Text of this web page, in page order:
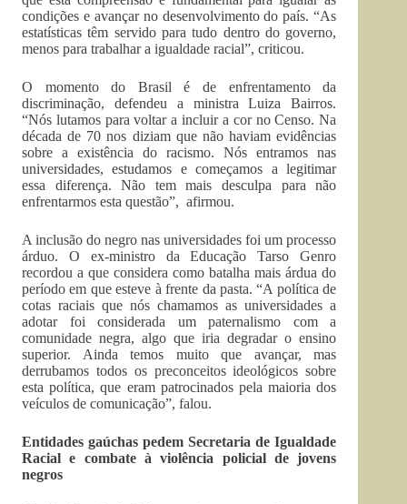
condições e avançar no desenvolvimento do país. “As
estatísticas têm servido para tudo dentro do governo,
menos para trabalhar a igualdade racial”, criticou.
O momento do Brasil é de enfrentamento da
discriminação, defendeu a ministra Luiza Bairros.
“Nós lutamos para voltar a incluir a cor no Censo. Na
década de 70 nos diziam que não haviam evidências
sobre a existência do racismo. Nós entramos nas
universidades, estudamos e começamos a legitimar
essa diferença. Não tem mais desculpa para não
enfrentarmos esta questão”, afirmou.
A inclusão do negro nas universidades foi um processo
árduo. O ex-ministro da Educação Tarso Genro
recordou a que considera como batalha mais árdua do
período em que esteve à frente da pasta. “A política de
cotas raciais que nós chamamos as universidades a
adotar foi considerada um paternalismo com a
comunidade negra, algo que iria degradar o ensino
superior. Ainda temos muito que avançar, mas
derrubamos todos os preconceitos ideológicos sobre
esta política, que eram patrocinados pela maioria dos
veículos de comunicação”, falou.
Entidades gaúchas pedem Secretaria de Igualdade
Racial e combate à violência policial de jovens
negros